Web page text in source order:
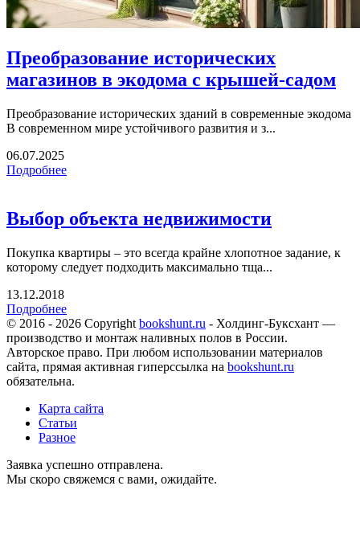
Преобразование исторических
магазинов в экодома с крышей-садом
Преобразование исторических зданий в современные экодома
В современном мире устойчивого развития и з...
06.07.2025
Подробнее
Выбор объекта недвижимости
Покупка квартиры – это всегда крайне хлопотное задание, к
которому следует подходить максимально тща...
13.12.2018
Подробнее
© 2016 - 2026 Copyright bookshunt.ru - Холдинг-Буксхант —
производство и монтаж наливных полов в России.
Авторское право. При любом использовании материалов
сайта, прямая активная гиперссылка на bookshunt.ru
обязательна.
Карта сайта
Статьи
Разное
Заявка успешно отправлена.
Мы скоро свяжемся с вами, ожидайте.